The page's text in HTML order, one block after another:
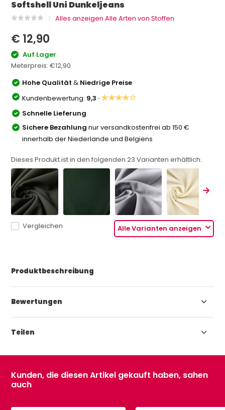
Softshell Uni Dunkeljeans
Alles anzeigen Alle Arten von Stoffen
€ 12,90
Auf Lager
Meterpreis:€12,90
Hohe Qualität& Niedrige Preise
Kundenbewertung: 9,3 ·★★★★☆
Schnelle Lieferung
Sichere Bezahlung nur versandkostenfrei ab 150 €
innerhalb der Niederlande und Belgiens
Dieses Produkt ist in den folgenden23 Varianten erhältlich:
Alle Varianten anzeigen
Vergleichen
Produktbeschreibung
Bewertungen
Teilen
Kunden, die diesen Artikel gekauft haben, sahen
auch